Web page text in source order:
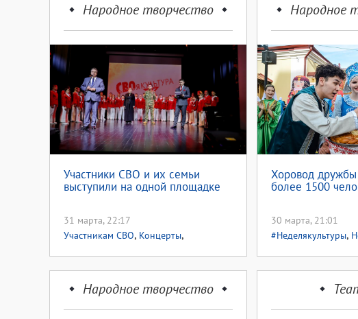
Народное творчество
Участники СВО и их семьи
выступили на одной площадке
31 марта, 22:17
Участникам СВО, Концерты,
Народное
Хоровод
более 1500
30 марта, 21:01
#Неделякультуры,
Народное творчество